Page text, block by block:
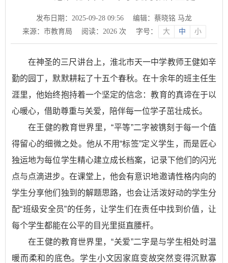
发布日期：2025-09-28 09:56
编辑：蔡晓铭 马龙
来源：市教育局
阅读： 2026次 字号： 大 中 小
在神圣的三尺讲台上，淮北市天一中学教师王健如辛
勤的园丁，默默耕耘了十五个春秋。在十余年的班主任生
涯里，他始终抱持着一个坚定的信念：教育的真谛在于以
心暖心，借助尊重与关爱，陪伴每一位学子茁壮成长。
在王健的教育世界里，“平等”二字被镌刻于每一个值
得留心的细微之处。他从不用“标签”定义学生，而是匠心
独运地为每位学生精心建立成长档案，记录下他们的闪光
点与点滴进步。在课堂上，他会有意识地邀请性格内向的
学生分享他们独到的解题思路，也会让活泼好动的学生分
配“班级安全员”的任务，让学生们在责任中找到价值，让
每个学生都能在公平的目光里挺直腰杆。
在王健的教育世界里，“关爱”二字是与学生相处时温
暖而柔和的底色。学生小文因家庭变故突然变得沉默寡